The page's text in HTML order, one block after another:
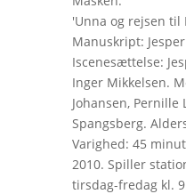
'Unna og rejsen til
Manuskript:
Iscenesættelse:
Inger Mikkelsen.
Johansen, Pernille
Spangsberg.
Varighed: 45
2010. Spiller
tirsdag-fredag kl.